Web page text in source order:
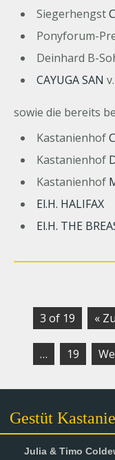
Siegerhengst
Ponyforum-
Deinhard B-
CAYUGA SAN
sowie die bereits
Kastanienhof
Kastanienhof
Kastanienhof
El.H. HALIFAX
El.H. THE
3 of 19 «
… 19
Gestüt
Julia & Timo